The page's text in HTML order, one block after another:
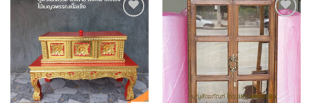
Wishlist
Add to
Wishlist